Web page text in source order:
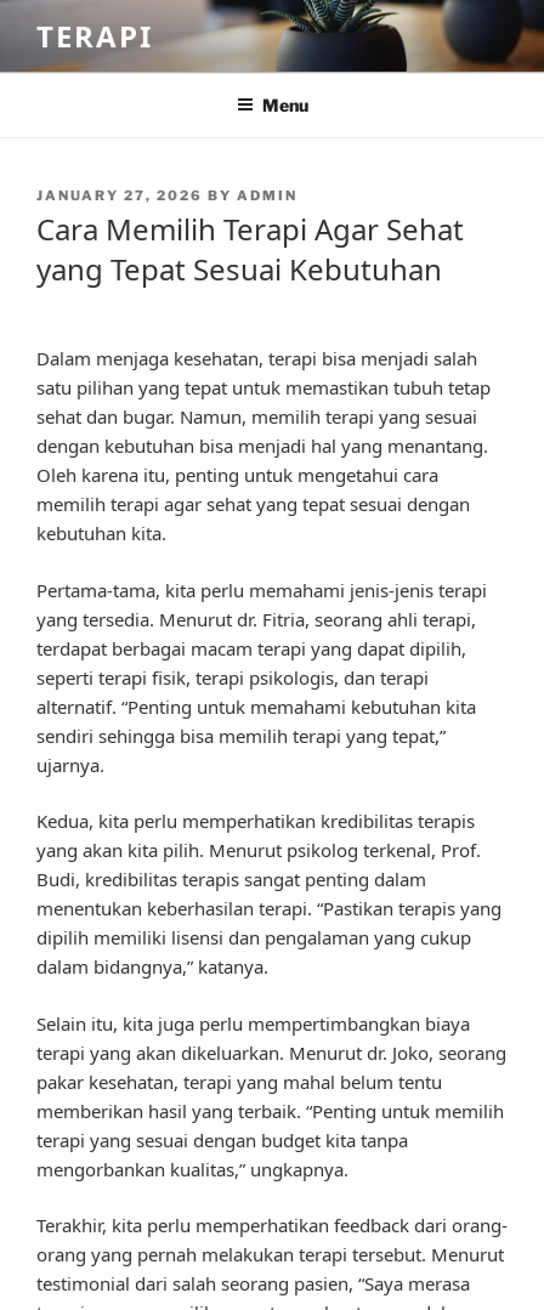
content
TERAPI
Menu
POSTED
JANUARY 27, 2026 BY ADMIN
Cara Memilih Terapi Agar Sehat
yang Tepat Sesuai Kebutuhan
Dalam menjaga kesehatan, terapi bisa menjadi salah
satu pilihan yang tepat untuk memastikan tubuh tetap
sehat dan bugar. Namun, memilih terapi yang sesuai
dengan kebutuhan bisa menjadi hal yang menantang.
Oleh karena itu, penting untuk mengetahui cara
memilih terapi agar sehat yang tepat sesuai dengan
kebutuhan kita.
Pertama-tama, kita perlu memahami jenis-jenis terapi
yang tersedia. Menurut dr. Fitria, seorang ahli terapi,
terdapat berbagai macam terapi yang dapat dipilih,
seperti terapi fisik, terapi psikologis, dan terapi
alternatif. “Penting untuk memahami kebutuhan kita
sendiri sehingga bisa memilih terapi yang tepat,”
ujarnya.
Kedua, kita perlu memperhatikan kredibilitas terapis
yang akan kita pilih. Menurut psikolog terkenal, Prof.
Budi, kredibilitas terapis sangat penting dalam
menentukan keberhasilan terapi. “Pastikan terapis yang
dipilih memiliki lisensi dan pengalaman yang cukup
dalam bidangnya,” katanya.
Selain itu, kita juga perlu mempertimbangkan biaya
terapi yang akan dikeluarkan. Menurut dr. Joko, seorang
pakar kesehatan, terapi yang mahal belum tentu
memberikan hasil yang terbaik. “Penting untuk memilih
terapi yang sesuai dengan budget kita tanpa
mengorbankan kualitas,” ungkapnya.
Terakhir, kita perlu memperhatikan feedback dari orang-
orang yang pernah melakukan terapi tersebut. Menurut
testimonial dari salah seorang pasien, “Saya merasa